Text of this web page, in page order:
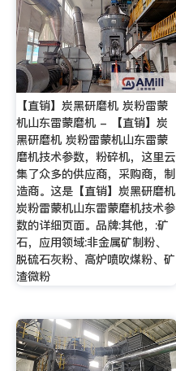
【直销】炭黑研磨机 炭粉雷蒙
机山东雷蒙磨机 - 【直销】炭
黑研磨机 炭粉雷蒙机山东雷蒙
磨机技术参数，粉碎机，这里云
集了众多的供应商，采购商，制
造商。这是【直销】炭黑研磨机
炭粉雷蒙机山东雷蒙磨机技术参
数的详细页面。品牌:其他，:矿
石，应用领域:非金属矿制粉、
脱硫石灰粉、高炉喷吹煤粉、矿
渣微粉